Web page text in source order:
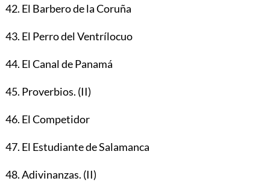
42. El Barbero de la Coruña
43. El Perro del Ventrílocuo
44. El Canal de Panamá
45. Proverbios. (II)
46. El Competidor
47. El Estudiante de Salamanca
48. Adivinanzas. (II)